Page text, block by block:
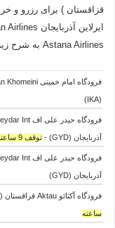
قزاقستان ) برای رزرو و
Astana Airlines به شرح زیر است:
(IKA)
آذربایجان (GYD) - توقف 9 ساعته
آذربایجان (GYD)
فرودگاه آکتائو Aktau قزاقستان (SCO) -
ساعته